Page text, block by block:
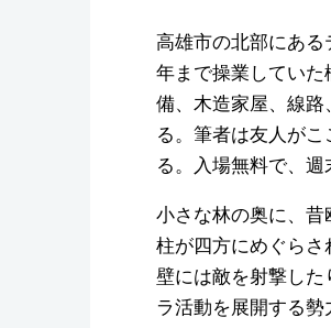
高雄市の北部にあ
年まで操業してい
備、木造家屋、線
る。筆者は友人が
る。入場無料で、
小さな林の奥に、
柱が四方にめぐら
壁には敵を射撃し
ラ活動を展開する勢